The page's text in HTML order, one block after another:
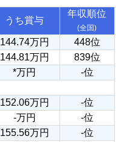
うち賞与
年収順位
(全国)
144.74万円
448位
144.81万円
839位
*万円
-位
152.06万円 -位
-万円 -位
155.56万円 -位